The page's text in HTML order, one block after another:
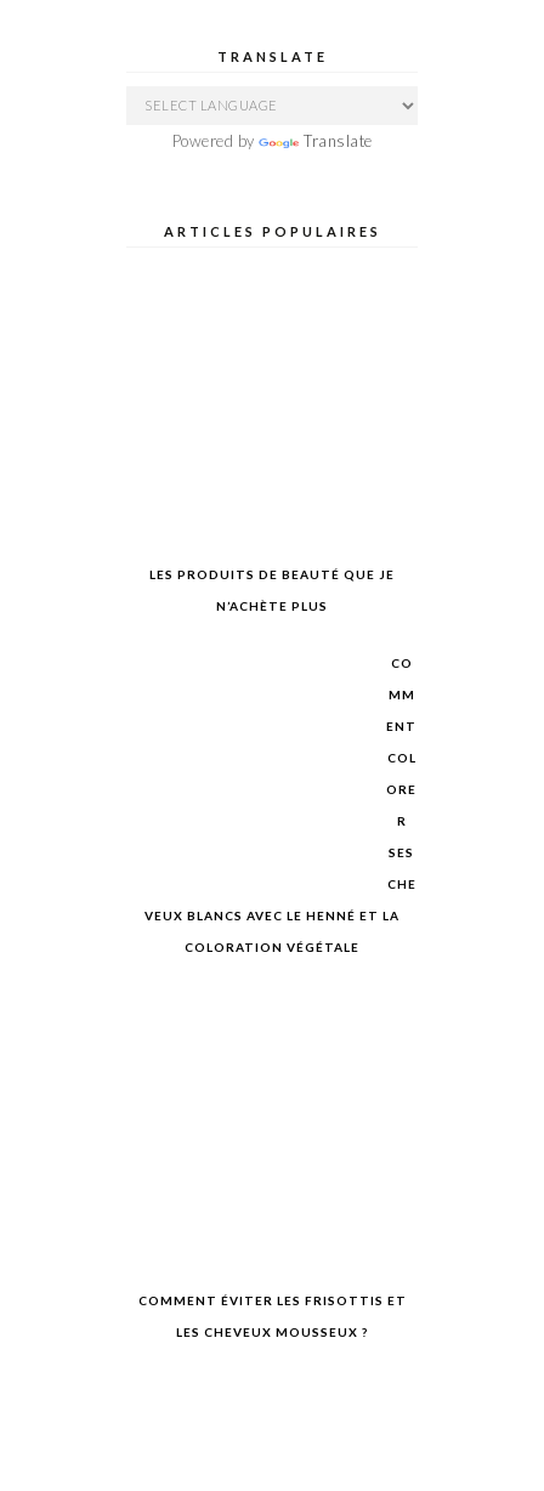
TRANSLATE
Powered by Translate
ARTICLES POPULAIRES
LES PRODUITS DE BEAUTÉ QUE JE
N’ACHÈTE PLUS
CO
MM
ENT
COL
ORE
R
SES
CHE
VEUX BLANCS AVEC LE HENNÉ ET LA
COLORATION VÉGÉTALE
COMMENT ÉVITER LES FRISOTTIS ET
LES CHEVEUX MOUSSEUX ?